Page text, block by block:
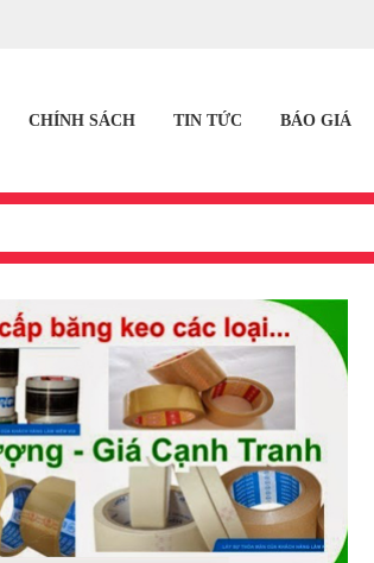
CHÍNH SÁCH TIN TỨC BÁO GIÁ